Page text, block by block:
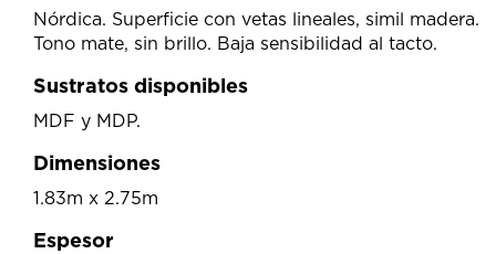
Nórdica. Superficie con vetas lineales, simil madera.
Tono mate, sin brillo. Baja sensibilidad al tacto.
Sustratos disponibles
MDF y MDP.
Dimensiones
1.83m x 2.75m
Espesor